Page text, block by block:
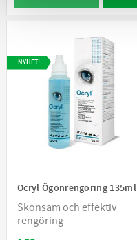
Ocryl Ögonrengöring 135ml
Skonsam och effektiv
rengöring
NYHET!